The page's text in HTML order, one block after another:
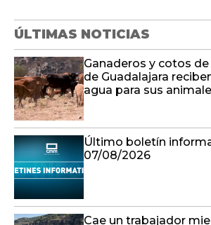
ÚLTIMAS NOTICIAS
Ganaderos y cotos
de Guadalajara
agua para sus
Último boletín
07/08/2026
Cae un trabajador